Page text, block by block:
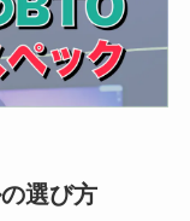
選び方